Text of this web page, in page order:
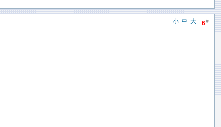
6#
大
中
小